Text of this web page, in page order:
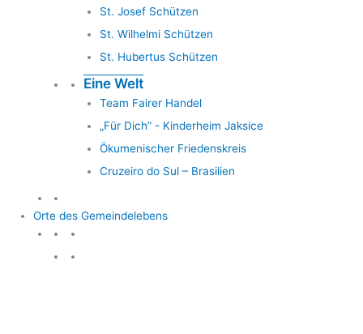
St. Josef Schützen
St. Wilhelmi Schützen
St. Hubertus Schützen
Eine Welt
Team Fairer Handel
„Für Dich” - Kinderheim Jaksice
Ökumenischer Friedenskreis
Cruzeiro do Sul – Brasilien
Orte des Gemeindelebens